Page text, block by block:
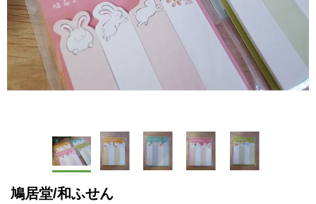
鳩居堂/和ふせん